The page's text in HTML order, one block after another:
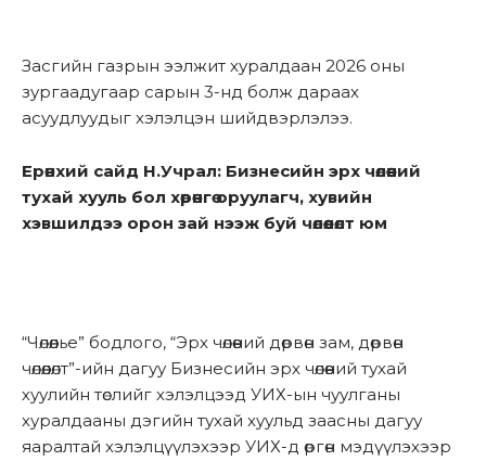
Засгийн газрын ээлжит хуралдаан 2026 оны
зургаадугаар сарын 3-нд болж дараах
асуудлуудыг хэлэлцэн шийдвэрлэлээ.
Ерөнхий сайд Н.Учрал: Бизнесийн эрх чөлөөний
тухай хууль бол хөрөнгө оруулагч, хувийн
хэвшилдээ орон зай нээж буй чөлөөлөлт юм
“Чөлөөлье” бодлого, “Эрх чөлөөний дөрвөн зам, дөрвөн
чөлөөлөлт”-ийн дагуу Бизнесийн эрх чөлөөний тухай
хуулийн төслийг хэлэлцээд УИХ-ын чуулганы
хуралдааны дэгийн тухай хуульд заасны дагуу
яаралтай хэлэлцүүлэхээр УИХ-д өргөн мэдүүлэхээр